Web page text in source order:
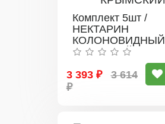
Комплект 5шт /
НЕКТАРИН
КОЛОНОВИДНЫЙ
КРЫМСКИЙ
3 393 ₽
3 614
₽